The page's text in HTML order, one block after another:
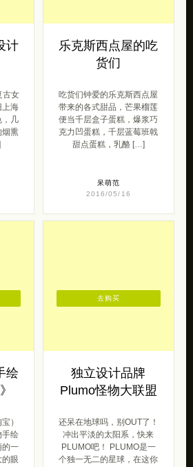
计
古女
上海
，几
烟熏
乐克斯西点屋的吃
货们
吃货们钟爱的乐克斯西点屋
带来的各式甜品，芒果榴莲
便当千层盒子蛋糕，爆浆巧
克力凹蛋糕，千层蓝莓班戟
甜点蛋糕，乳酪 […]
呆萌范
2016/05/16
绘
）
手绘
的一
眼
独立设计品牌
Plumo怪物大联盟
还呆在地球吗，别OUT了！
冲出平淡的太阳系，快来
PLUMO吧！ PLUMO是一
个独一无二的星球，在这你
去购买